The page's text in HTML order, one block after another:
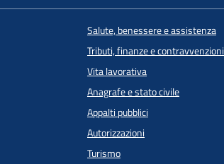
Salute, benessere e assistenza
Tributi, finanze e contravvenzioni
Vita lavorativa
Anagrafe e stato civile
Appalti pubblici
Autorizzazioni
Turismo